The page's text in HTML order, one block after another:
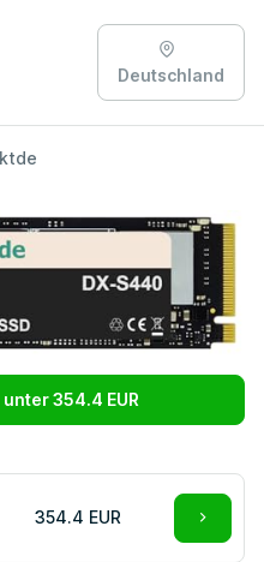
Deutschland
354.4 EUR
354.4 EUR